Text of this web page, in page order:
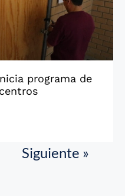
programa de
Siguiente »